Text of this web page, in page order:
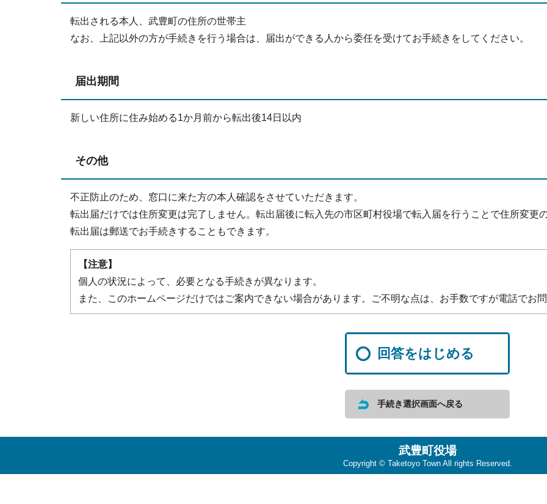
転出される本人、武豊町の住所の世帯主
なお、上記以外の方が手続きを行う場合は、届出ができる人から委任を受けてお手続きをしてください。
届出期間
新しい住所に住み始める1か月前から転出後14日以内
その他
不正防止のため、窓口に来た方の本人確認をさせていただきます。
転出届だけでは住所変更は完了しません。転出届後に転入先の市区町村役場で転入届を行うことで住所変更
転出届は郵送でお手続きすることもできます。
【注意】
個人の状況によって、必要となる手続きが異なります。
また、このホームページだけではご案内できない場合があります。ご不明な点は、お手数ですが電話でお問
回答をはじめる
手続き選択画面へ戻る
武豊町役場
Copyright © Taketoyo Town All rights Reserved.